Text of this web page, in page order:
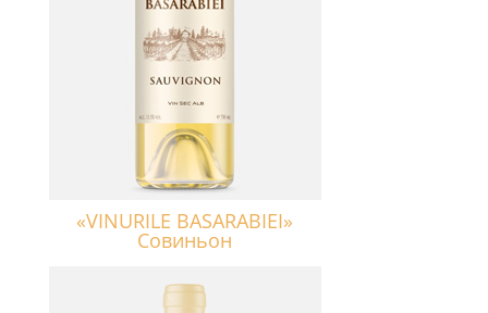
«VINURILE BASARABIEI»
Совиньон